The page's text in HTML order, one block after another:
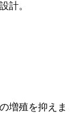
計。
増殖を抑えま